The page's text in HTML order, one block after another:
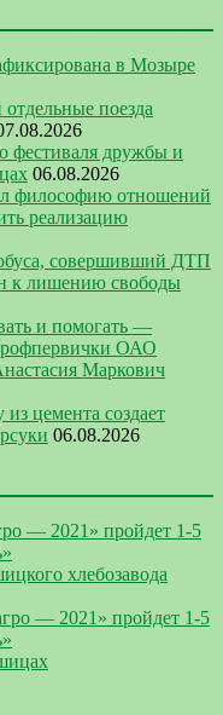
в Мозыре
поезда
фестиваля дружбы и
06.08.2026
философию отношений
реализацию
совершивший ДТП
к лишению свободы
и помогать —
ОАО
Маркович
цемента создает
06.08.2026
— 2021» пройдет 1-5
хлебозавода
— 2021» пройдет 1-5